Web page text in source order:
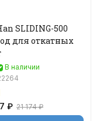
SLIDING-500
для откатных
В наличии
₽ 21 174 ₽